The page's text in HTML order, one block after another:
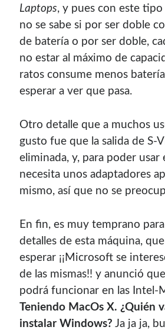
pequeña donación. Me ayudará a
contenido para este sitio.
Descuentos
Si vas a comprar un dominio, hazlo
con el mantenimiento de este sitio:
Laptops, y pues con este
no se sabe si por ser doble
de baterí­a o por ser doble,
no estar al máximo de
ratos consume menos
esperar a ver que pasa.
Otro detalle que a muchos
gusto fue que la salida de S-
eliminada, y, para poder usar
necesita unos adaptadores
mismo, así­ que no se
En fin, es muy temprano
detalles de esta máquina,
esperar ¡¡Microsoft se
de las mismas!! y anunció
podrá funcionar en las Intel-
Teniendo MacOs X. ¿Quién
instalar Windows? Ja ja ja,